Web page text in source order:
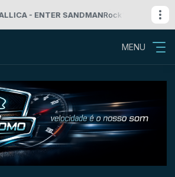
ENTER SANDMANRock'n Roll com Radio
MENU